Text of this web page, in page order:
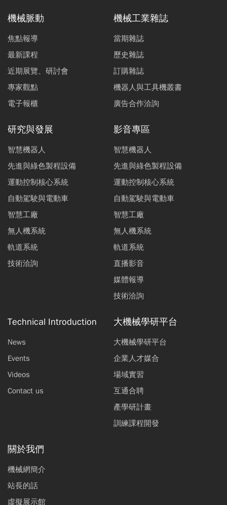
機械脈動
焦點報導
最新課程
近期展覽、研討會
專家觀點
電子報櫃
機械工業雜誌
當期雜誌
歷史雜誌
訂購雜誌
機器人與工具機叢書
廣告合作洽詢
研究與發展
智慧機器人
先進與綠色製程設備
運動控制核心系統
自動駕駛與電動車
智慧工廠
無人機系統
軌道系統
技術洽詢
影音專區
智慧機器人
先進與綠色製程設備
運動控制核心系統
自動駕駛與電動車
智慧工廠
無人機系統
軌道系統
直播影音
媒體報導
技術洽詢
Technical Introduction
News
Events
Videos
Contact us
大機械學研平台
大機械學研平台
企業人才媒合
場域實習
互通合聘
產學研計畫
訓練課程開發
關於我們
機械網簡介
站長的話
虛擬展示館